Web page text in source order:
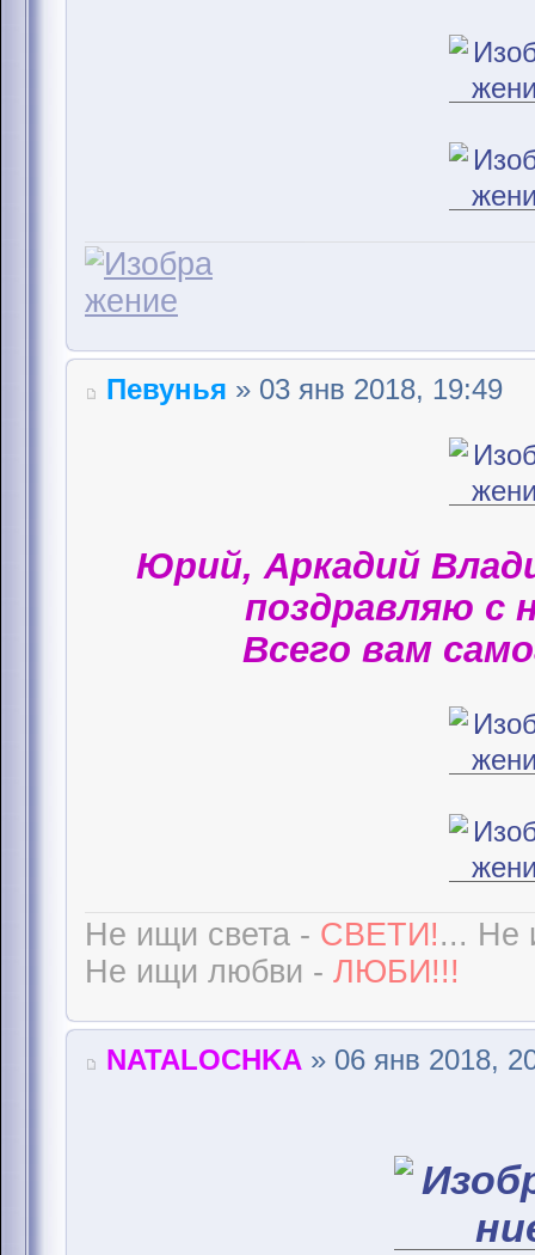
Певунья » 03 янв 2018, 19:49
Юрий, Аркадий
поздравляю с
Всего вам
Не ищи света - СВЕТИ!... Не
Не ищи любви - ЛЮБИ!!!
NATALOCHKA » 06 янв 2018,